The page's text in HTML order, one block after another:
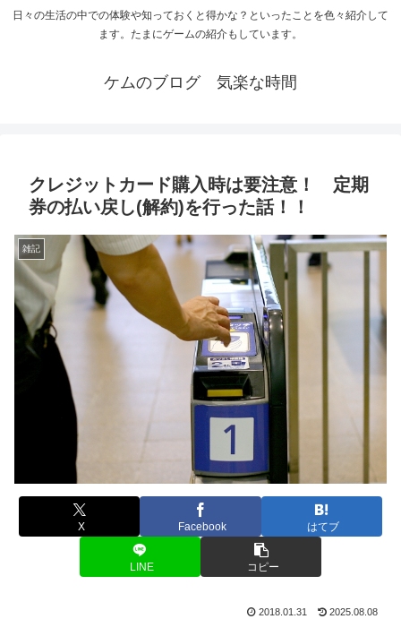
日々の生活の中での体験や知っておくと得かな？といったことを色々紹介して
ます。たまにゲームの紹介もしています。
ケムのブログ 気楽な時間
クレジットカード購入時は要注意！ 定期
券の払い戻し(解約)を行った話！！
雑記
X Facebook はてブ
LINE コピー
2018.01.31 2025.08.08